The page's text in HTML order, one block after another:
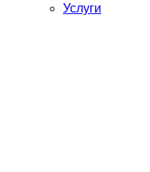
Услуги